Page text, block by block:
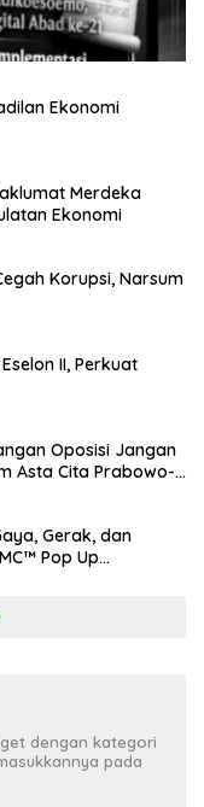
Ekonomi
Merdeka
Ekonomi
Korupsi, Narsum
Oposisi Jangan
Asta Cita Prabowo-
Gerak, dan
Pop Up
dengan kategori
pada